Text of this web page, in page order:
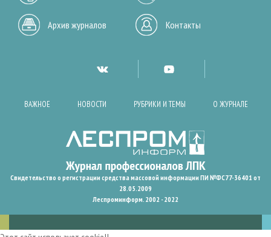
Архив журналов Контакты
ВАЖНОЕ НОВОСТИ РУБРИКИ И ТЕМЫ О ЖУРНАЛЕ
Свидетельство о регистрации средства массовой информации ПИ №ФС77-36401 от
28.05.2009
Леспроминформ. 2002 - 2022